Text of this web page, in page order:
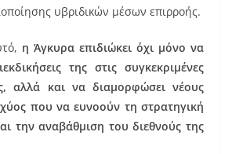
υβριδικών μέσων επιρροής.
η Άγκυρα επιδιώκει όχι μόνο να
της στις συγκεκριμένες
αλλά και να διαμορφώσει νέους
που να ευνοούν τη στρατηγική
την αναβάθμιση του διεθνούς της